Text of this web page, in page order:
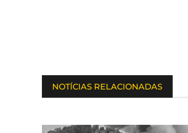
NOTÍCIAS RELACIONADAS